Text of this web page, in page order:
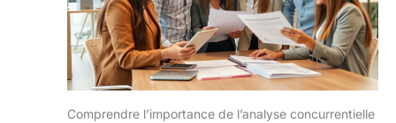
Comprendre l’importance de l’analyse concurrentielle